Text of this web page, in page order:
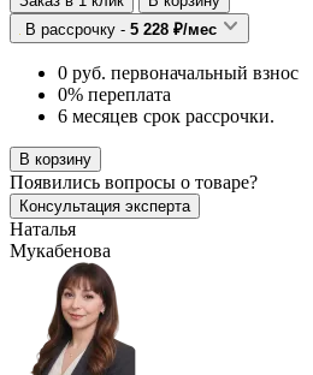
В рассрочку - 5 228 ₽/мес
0 руб. первоначальный взнос
0% переплата
6 месяцев срок рассрочки.
В корзину
Появились вопросы о товаре?
Консультация эксперта
Наталья
Мукабенова